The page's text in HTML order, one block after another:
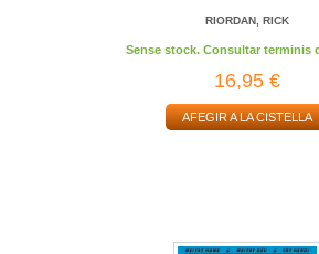
RIORDAN, RICK
Sense stock. Consultar terminis
16,95 €
AFEGIR A LA CISTELLA